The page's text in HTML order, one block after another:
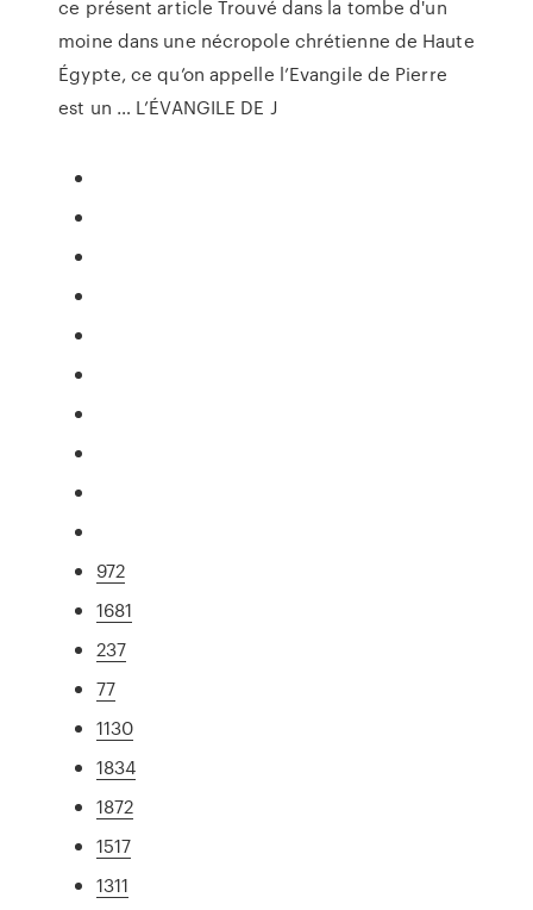
ce présent article Trouvé dans la tombe d'un
moine dans une nécropole chrétienne de Haute
Égypte, ce qu’on appelle l’Evangile de Pierre
est un … L’ÉVANGILE DE J
972
1681
237
77
1130
1834
1872
1517
1311